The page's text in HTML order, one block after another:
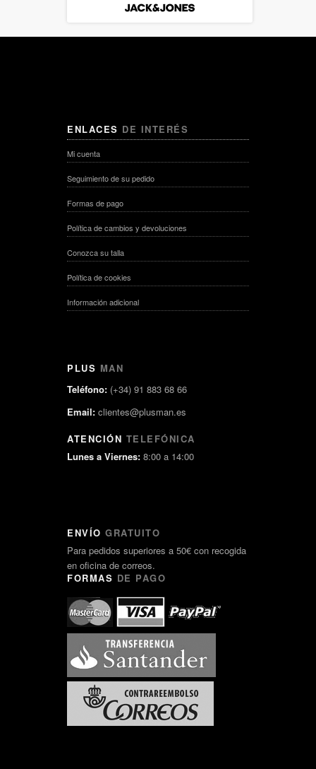
ENLACES DE INTERÉS
Mi cuenta
Seguimiento de su pedido
Formas de pago
Política de cambios y devoluciones
Conozca su talla
Política de cookies
Información adicional
PLUS MAN
Teléfono: (+34) 91 883 68 66
Email: clientes@plusman.es
ATENCIÓN TELEFÓNICA
Lunes a Viernes: 8:00 a 14:00
ENVÍO GRATUITO
Para pedidos superiores a 50€ con recogida
en oficina de correos.
FORMAS DE PAGO